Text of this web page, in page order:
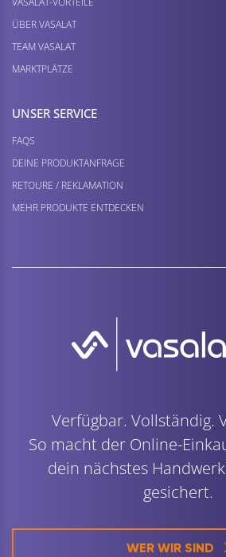
ÜBER VASALAT
TEAM VASALAT
MARKTPLÄTZE
UNSER SERVICE
FAQS
DEINE PRODUKTANFRAGE
RETOURE / REKLAMATION
MEHR PRODUKTE ENTDECKEN
Verfügbar. Vollständig.
So macht der Online-
dein nächstes
gesichert.
WER WIR SIND